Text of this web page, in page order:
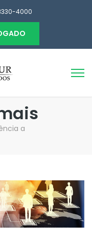
4000
a